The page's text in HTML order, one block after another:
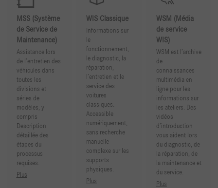
MSS (Système
de Service de
Maintenance)
Assistance lors
de l’entretien des
véhicules dans
toutes les
divisions et
séries de
modèles, y
compris
Description
détaillée des
étapes du
processus
requises.
Plus
WIS Classique
Informations sur
le
fonctionnement,
le diagnostic, la
réparation,
l’entretien et le
service des
voitures
classiques.
Accessible
numériquement,
sans recherche
manuelle
complexe sur les
supports
physiques.
Plus
WSM (Média
de service
WIS)
WSM est l’archive
de
connaissances
multimédia en
ligne pour les
informations sur
les ateliers. Des
vidéos
d’introduction
vous aident lors
du diagnostic, de
la réparation, de
la maintenance et
du service.
Plus